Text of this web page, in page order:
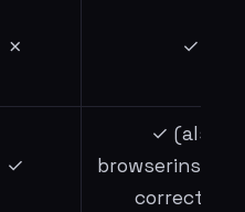
✗ ✓
✓
✓ (als je
correct